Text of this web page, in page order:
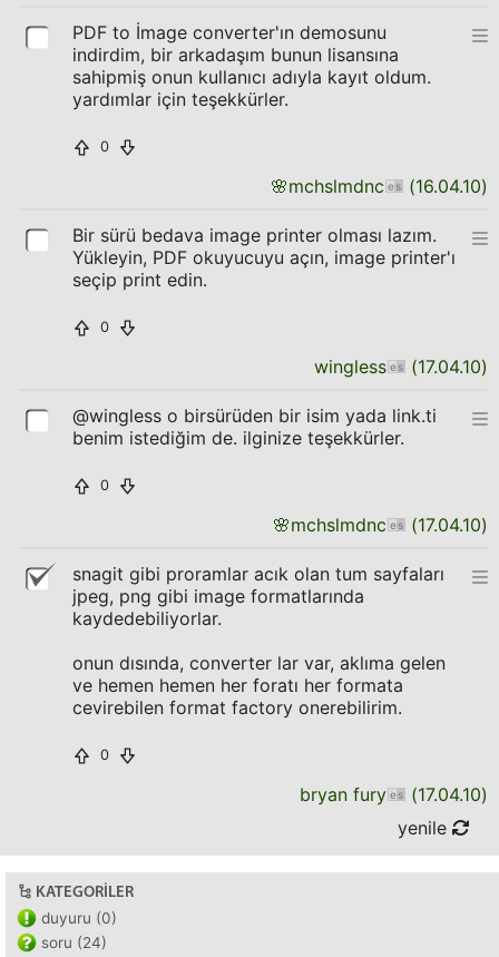
PDF to İmage converter'ın demosunu
indirdim, bir arkadaşım bunun lisansına
sahipmiş onun kullanıcı adıyla kayıt oldum.
yardımlar için teşekkürler.
0
🌸mchslmdnc (16.04.10)
Bir sürü bedava image printer olması lazım.
Yükleyin, PDF okuyucuyu açın, image printer'ı
seçip print edin.
0
wingless (17.04.10)
@wingless o birsürüden bir isim yada link.ti
benim istediğim de. ilginize teşekkürler.
0
🌸mchslmdnc (17.04.10)
snagit gibi proramlar acık olan tum sayfaları
jpeg, png gibi image formatlarında
kaydedebiliyorlar.
onun dısında, converter lar var, aklıma gelen
ve hemen hemen her foratı her formata
cevirebilen format factory onerebilirim.
0
bryan fury (17.04.10)
yenile
KATEGORILER
duyuru (0)
soru (24)